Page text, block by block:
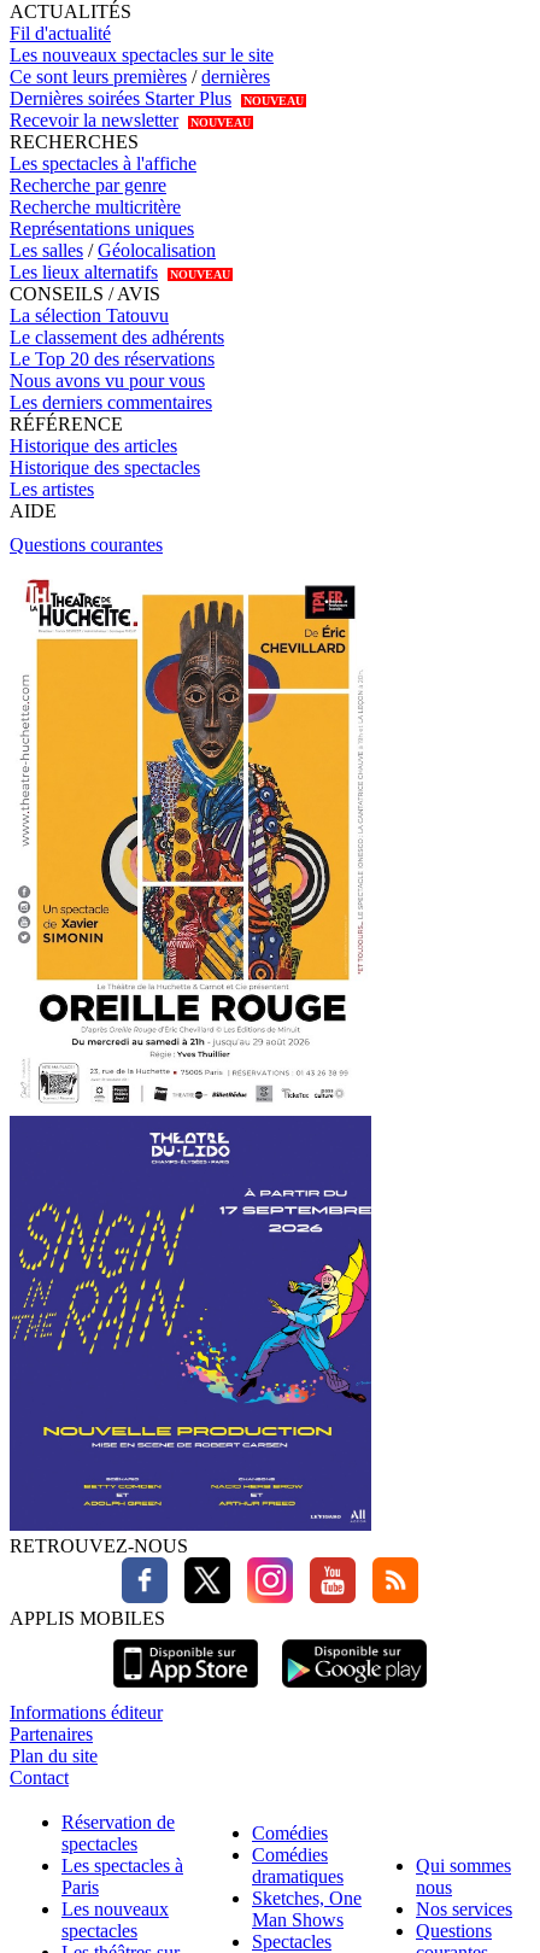
ACTUALITÉS
Fil d'actualité
Les nouveaux spectacles sur le site
Ce sont leurs premières /dernières
Dernières soirées Starter Plus
NOUVEAU
Recevoir la newsletter NOUVEAU
RECHERCHES
Les spectacles à l'affiche
Recherche par genre
Recherche multicritère
Représentations uniques
Les salles /Géolocalisation
Les lieux alternatifs
NOUVEAU
CONSEILS / AVIS
La sélection Tatouvu
Le classement des adhérents
Le Top 20 des réservations
Nous avons vu pour vous
Les derniers commentaires
RÉFÉRENCE
Historique des articles
Historique des spectacles
Les artistes
AIDE
Questions courantes
RETROUVEZ-NOUS
APPLIS MOBILES
Informations éditeur
Partenaires
Plan du site
Contact
Réservation de
spectacles
Les spectacles à
Paris
Les nouveaux
spectacles
Comédies
Comédies
dramatiques
Sketches, One
Man Shows
Spectacles
Qui sommes
nous
Nos services
Questions